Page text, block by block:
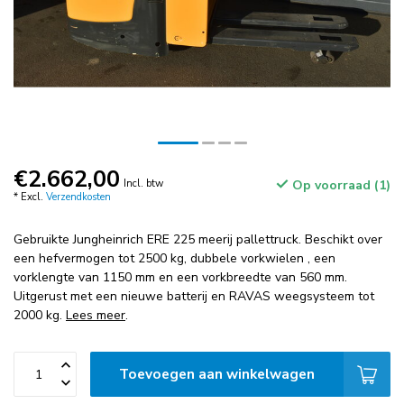
€2.662,00 Incl. btw
* Excl. Verzendkosten
Op voorraad (1)
Gebruikte Jungheinrich ERE 225 meerij pallettruck. Beschikt over
een hefvermogen tot 2500 kg, dubbele vorkwielen , een
vorklengte van 1150 mm en een vorkbreedte van 560 mm.
Uitgerust met een nieuwe batterij en RAVAS weegsysteem tot
2000 kg. Lees meer.
Toevoegen aan winkelwagen